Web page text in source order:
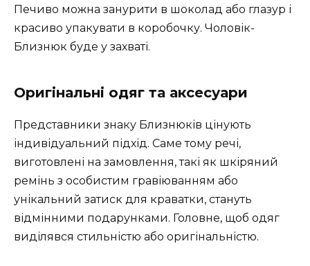
Печиво можна занурити в шоколад або глазур і
красиво упакувати в коробочку. Чоловік-
Близнюк буде у захваті.
Оригінальні одяг та аксесуари
Представники знаку Близнюків цінують
індивідуальний підхід. Саме тому речі,
виготовлені на замовлення, такі як шкіряний
ремінь з особистим гравіюванням або
унікальний затиск для краватки, стануть
відмінними подарунками. Головне, щоб одяг
виділявся стильністю або оригінальністю.